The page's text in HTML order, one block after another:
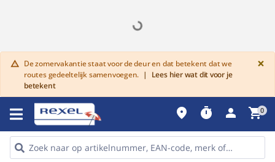
warning De zomervakantie staat voor de deur en dat betekent dat we
routes gedeeltelijk samenvoegen. |
Lees hier wat dit voor je
betekent
×
place timer person shopping_cart0